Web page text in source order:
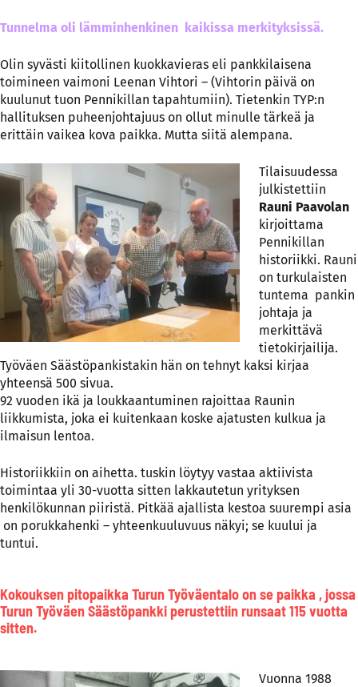
Tunnelma oli lämminhenkinen kaikissa merkityksissä.
Olin syvästi kiitollinen kuokkavieras eli pankkilaisena
toimineen vaimoni Leenan Vihtori – (Vihtorin päivä on
kuulunut tuon Pennikillan tapahtumiin). Tietenkin TYP:n
hallituksen puheenjohtajuus on ollut minulle tärkeä ja
erittäin vaikea kova paikka. Mutta siitä alempana.
Tilaisuudessa
julkistettiin
Rauni Paavolan
kirjoittama
Pennikillan
historiikki. Rauni
on turkulaisten
tuntema pankin
johtaja ja
merkittävä
tietokirjailija.
Työväen Säästöpankistakin hän on tehnyt kaksi kirjaa
yhteensä 500 sivua.
92 vuoden ikä ja loukkaantuminen rajoittaa Raunin
liikkumista, joka ei kuitenkaan koske ajatusten kulkua ja
ilmaisun lentoa.
Historiikkiin on aihetta. tuskin löytyy vastaa aktiivista
toimintaa yli 30-vuotta sitten lakkautetun yrityksen
henkilökunnan piiristä. Pitkää ajallista kestoa suurempi asia
on porukkahenki – yhteenkuuluvuus näkyi; se kuului ja
tuntui.
Kokouksen pitopaikka Turun Työväentalo on se paikka , jossa
Turun Työväen Säästöpankki perustettiin runsaat 115 vuotta
sitten.
Vuonna 1988